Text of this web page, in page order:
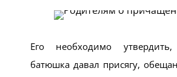
Его необходимо
батюшка давал присягу,